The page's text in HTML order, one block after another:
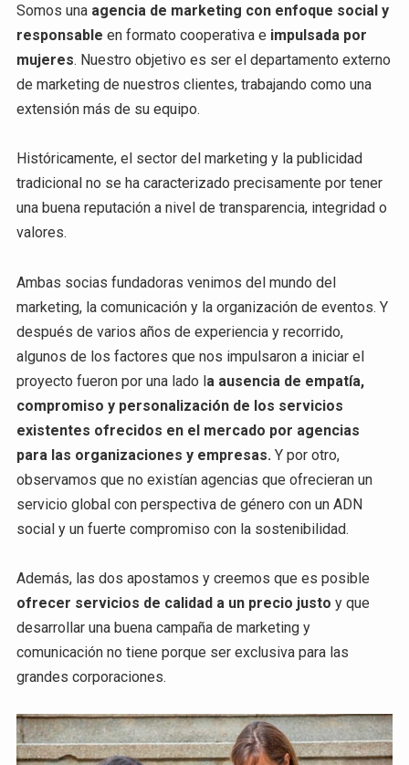
Somos una agencia de marketing con enfoque social y
responsable en formato cooperativa e impulsada por
mujeres. Nuestro objetivo es ser el departamento externo
de marketing de nuestros clientes, trabajando como una
extensión más de su equipo.
Históricamente, el sector del marketing y la publicidad
tradicional no se ha caracterizado precisamente por tener
una buena reputación a nivel de transparencia, integridad o
valores.
Ambas socias fundadoras venimos del mundo del
marketing, la comunicación y la organización de eventos. Y
después de varios años de experiencia y recorrido,
algunos de los factores que nos impulsaron a iniciar el
proyecto fueron por una lado la ausencia de empatía,
compromiso y personalización de los servicios
existentes ofrecidos en el mercado por agencias
para las organizaciones y empresas. Y por otro,
observamos que no existían agencias que ofrecieran un
servicio global con perspectiva de género con un ADN
social y un fuerte compromiso con la sostenibilidad.
Además, las dos apostamos y creemos que es posible
ofrecer servicios de calidad a un precio justo y que
desarrollar una buena campaña de marketing y
comunicación no tiene porque ser exclusiva para las
grandes corporaciones.